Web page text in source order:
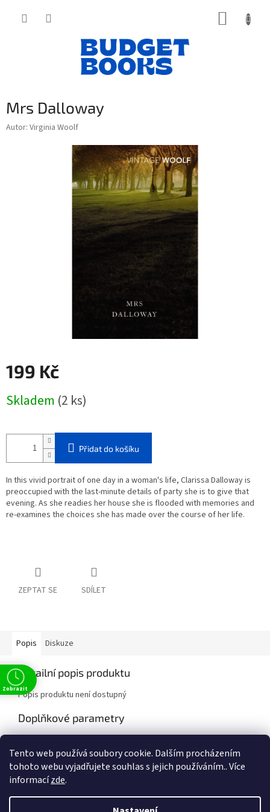
Tento web používá soubory cookie. Dalším procházením
tohoto webu vyjadřujete souhlas s jejich používáním.. Více
informacízde.
Mrs Dalloway
Autor: Virginia Woolf
199 Kč
cena:
Skladem (2 ks)
Přidat do košíku
In this vivid portrait of one day in a woman's life, Clarissa Dalloway is
preoccupied with the last-minute details of party she is to give that
evening. As she readies her house she is flooded with memories and
re-examines the choices she has made over the course of her life.
ZEPTAT SE SDÍLET
Popis Diskuze
Detailní popis produktu
Popis produktu není dostupný
Doplňkové parametry
EAN: 9780099512127
Zobrazit